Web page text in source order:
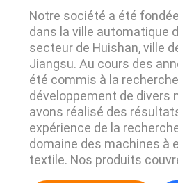
Notre société a été
dans la ville automatique
secteur de Huishan, ville
Jiangsu. Au cours des
été commis à la
développement de divers
avons réalisé des
expérience de la
domaine des machines à
textile. Nos produits